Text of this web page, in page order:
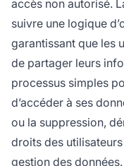
accès non autorisé.
suivre une logique
garantissant que les
de partager leurs
processus simples
d’accéder à ses
ou la suppression,
droits des
gestion des